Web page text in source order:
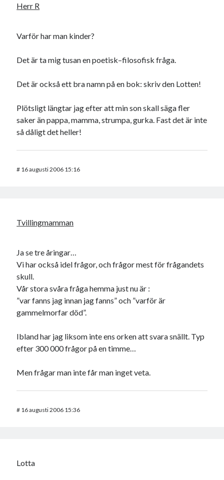
Herr R
Varför har man kinder?
Det är ta mig tusan en poetisk–filosofisk fråga.
Det är också ett bra namn på en bok: skriv den Lotten!
Plötsligt längtar jag efter att min son skall säga fler
saker än pappa, mamma, strumpa, gurka. Fast det är inte
så dåligt det heller!
# 16 augusti 2006 15:16
Tvillingmamman
Ja se tre åringar…
Vi har också idel frågor, och frågor mest för frågandets
skull.
Vår stora svåra fråga hemma just nu är :
”var fanns jag innan jag fanns” och ”varför är
gammelmorfar död”.
Ibland har jag liksom inte ens orken att svara snällt. Typ
efter 300 000 frågor på en timme…
Men frågar man inte får man inget veta.
# 16 augusti 2006 15:36
Lotta